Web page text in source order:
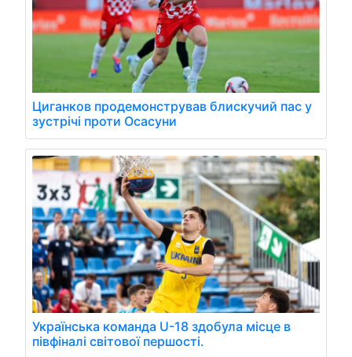
Циганков продемонстрував блискучий пас у
зустрічі проти Осасуни
Українська команда U-18 здобула місце в
півфіналі світової першості.